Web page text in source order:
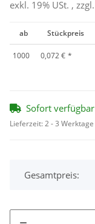
exkl. 19% USt. , zzgl.
ab Stückpreis
1000 0,072 € *
Sofort verfügbar
Lieferzeit:2 - 3 Werktage
Gesamtpreis: